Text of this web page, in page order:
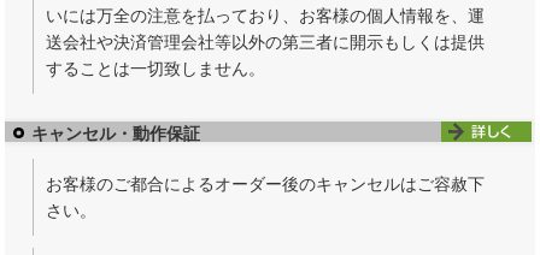
いには万全の注意を払っており、お客様の個人情報を、運
送会社や決済管理会社等以外の第三者に開示もしくは提供
することは一切致しません。
キャンセル・動作保証
お客様のご都合によるオーダー後のキャンセルはご容赦下
さい。